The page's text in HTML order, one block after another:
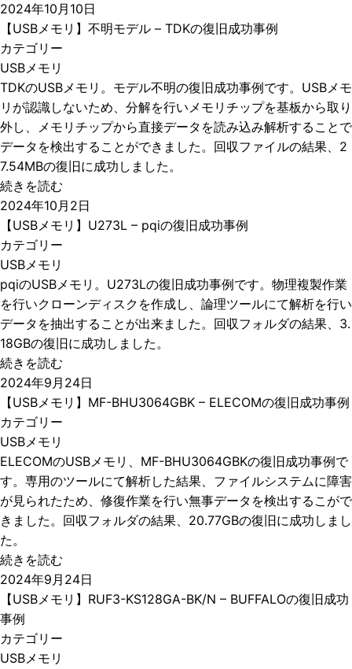
2024年10月10日
【USBメモリ】不明モデル – TDKの復旧成功事例
カテゴリー
USBメモリ
TDKのUSBメモリ。モデル不明の復旧成功事例です。USBメモ
リが認識しないため、分解を行いメモリチップを基板から取り
外し、メモリチップから直接データを読み込み解析することで
データを検出することができました。回収ファイルの結果、2
7.54MBの復旧に成功しました。
続きを読む
2024年10月2日
【USBメモリ】U273L – pqiの復旧成功事例
カテゴリー
USBメモリ
pqiのUSBメモリ。U273Lの復旧成功事例です。物理複製作業
を行いクローンディスクを作成し、論理ツールにて解析を行い
データを抽出することが出来ました。回収フォルダの結果、3.
18GBの復旧に成功しました。
続きを読む
2024年9月24日
【USBメモリ】MF-BHU3064GBK – ELECOMの復旧成功事例
カテゴリー
USBメモリ
ELECOMのUSBメモリ、MF-BHU3064GBKの復旧成功事例で
す。専用のツールにて解析した結果、ファイルシステムに障害
が見られたため、修復作業を行い無事データを検出するこがで
きました。回収フォルダの結果、20.77GBの復旧に成功しまし
た。
続きを読む
2024年9月24日
【USBメモリ】RUF3-KS128GA-BK/N – BUFFALOの復旧成功
事例
カテゴリー
USBメモリ